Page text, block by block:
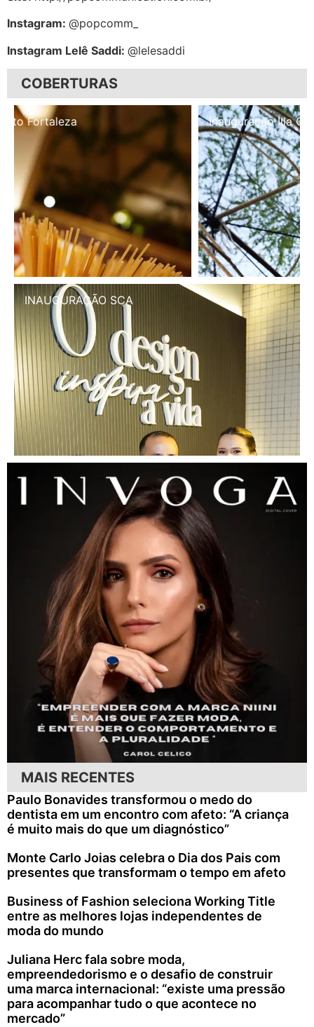
Instagram: @popcomm_
Instagram Lelê Saddi: @lelesaddi
COBERTURAS
Inauguração Illa Café
INAUGURAÇÃO SCA
MAIS RECENTES
Paulo Bonavides transformou o medo do
dentista em um encontro com afeto: “A criança
é muito mais do que um diagnóstico”
Monte Carlo Joias celebra o Dia dos Pais com
presentes que transformam o tempo em afeto
Business of Fashion seleciona Working Title
entre as melhores lojas independentes de
moda do mundo
Juliana Herc fala sobre moda,
empreendedorismo e o desafio de construir
uma marca internacional: “existe uma pressão
para acompanhar tudo o que acontece no
mercado”